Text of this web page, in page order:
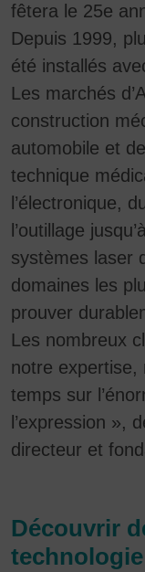
fêtera le 25e
Depuis 1999,
été installés
Les marchés
construction
automobile et
technique
l’électronique,
l’outillage
systèmes laser
domaines les
prouver
Les nombreux
notre expertise,
temps sur
l’expression »,
directeur et
Découvrir
technologie